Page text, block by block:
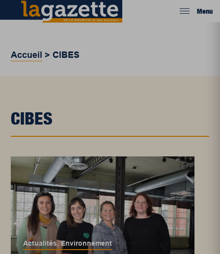
Menu
Accueil > CIBES
CIBES
Actualités,Environnement